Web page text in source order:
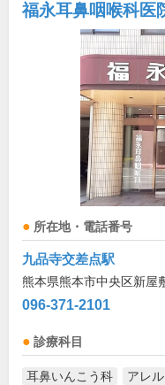
福永耳鼻咽喉科医
所在地・電話番号
九品寺交差点駅
熊本県熊本市中央区新屋
096-371-2101
診療科目
耳鼻いんこう科 アレ